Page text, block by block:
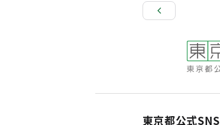
東京都公式SNS